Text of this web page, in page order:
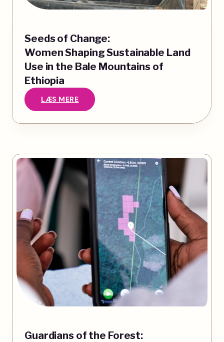
Seeds of Change:
Women Shaping Sustainable Land
Use in the Bale Mountains of
Ethiopia
LÆS MERE
Guardians of the Forest: